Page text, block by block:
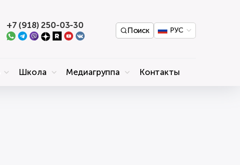
+7 (918) 250-03-30
Поиск РУС
Школа Медиагруппа Контакты